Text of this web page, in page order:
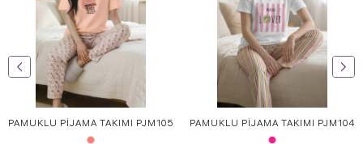
PAMUKLU PİJAMA TAKIMI PJM105 PAMUKLU PİJAMA TAKIMI PJM104